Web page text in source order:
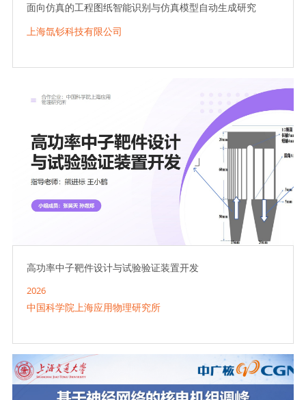
面向仿真的工程图纸智能识别与仿真模型自动生成研究
上海氙钐科技有限公司
高功率中子靶件设计与试验验证装置开发
2026
中国科学院上海应用物理研究所